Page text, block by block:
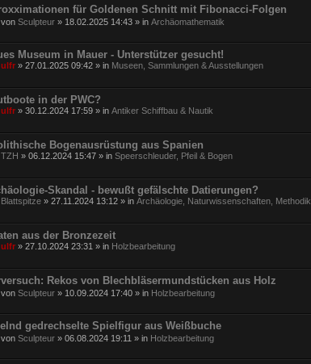
für Goldenen Schnitt mit Fibonacci-Folgen
von Sculpteur » 18.02.2025 14:43 » in Archäomathematik
Museum in Mauer - Unterstützer gesucht!
ulfr » 27.01.2025 09:42 » in Museen, Sammlungen & Ausstellungen
in der PWC?
ulfr » 30.12.2024 17:59 » in Antiker Schiffbau & Nautik
Bogenausrüstung aus Spanien
TZH » 06.12.2024 15:47 » in Speerschleuder, Pfeil & Bogen
Skandal - bewußt gefälschte Datierungen?
Blattspitze » 27.11.2024 13:12 » in Archäologie, Naturwissenschaften, Methodik
aus der Bronzezeit
ulfr » 27.10.2024 23:31 » in Holzbearbeitung
Rekos von Blechbläsermundstücken aus Holz
von Sculpteur » 10.09.2024 17:40 » in Holzbearbeitung
gedrechselte Spielfigur aus Weißbuche
von Sculpteur » 06.08.2024 19:11 » in Holzbearbeitung